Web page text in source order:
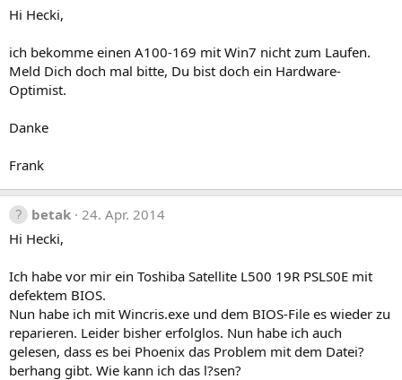
Hi Hecki,
ich bekomme einen A100-169 mit Win7 nicht zum Laufen.
Meld Dich doch mal bitte, Du bist doch ein Hardware-
Optimist.
Danke
Frank
betak 24. Apr. 2014
Hi Hecki,
Ich habe vor mir ein Toshiba Satellite L500 19R PSLS0E mit
defektem BIOS.
Nun habe ich mit Wincris.exe und dem BIOS-File es wieder zu
reparieren. Leider bisher erfolglos. Nun habe ich auch
gelesen, dass es bei Phoenix das Problem mit dem Datei?
berhang gibt. Wie kann ich das l?sen?